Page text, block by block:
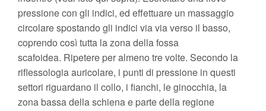
pressione con gli indici, ed effettuare un massaggio
circolare spostando gli indici via via verso il basso,
coprendo così tutta la zona della fossa
scafoidea. Ripetere per almeno tre volte. Secondo la
riflessologia auricolare, i punti di pressione in questi
settori riguardano il collo, i fianchi, le ginocchia, la
zona bassa della schiena e parte della regione